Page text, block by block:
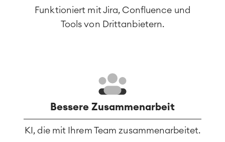
Funktioniert mit Jira, Confluence und
Tools von Drittanbietern.
Bessere Zusammenarbeit
KI, die mit Ihrem Team zusammenarbeitet.